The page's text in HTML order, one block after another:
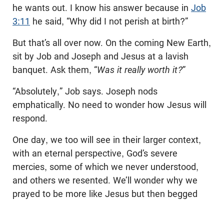
he wants out. I know his answer because in Job
3:11 he said, “Why did I not perish at birth?”
But that’s all over now. On the coming New Earth,
sit by Job and Joseph and Jesus at a lavish
banquet. Ask them, “Was it really worth it?”
“Absolutely,” Job says. Joseph nods
emphatically. No need to wonder how Jesus will
respond.
One day, we too will see in their larger context,
with an eternal perspective, God’s severe
mercies, some of which we never understood,
and others we resented. We’ll wonder why we
prayed to be more like Jesus but then begged